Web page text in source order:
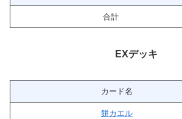
合計
EXデッキ
カード名
餅カエル